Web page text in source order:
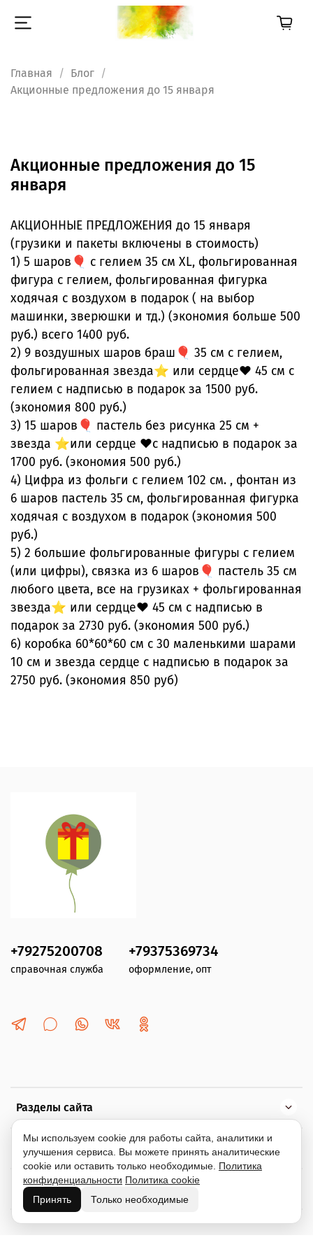
Главная
Блог
Акционные предложения до 15 января
Акционные предложения до 15
января
АКЦИОННЫЕ ПРЕДЛОЖЕНИЯ до 15 января
(грузики и пакеты включены в стоимость)
1) 5 шаров🎈 с гелием 35 см ХL, фольгированная
фигура с гелием, фольгированная фигурка
ходячая с воздухом в подарок ( на выбор
машинки, зверюшки и тд.) (экономия больше 500
руб.) всего 1400 руб.
2) 9 воздушных шаров браш🎈 35 см с гелием,
фольгированная звезда⭐ или сердце❤️ 45 см с
гелием с надписью в подарок за 1500 руб.
(экономия 800 руб.)
3) 15 шаров🎈 пастель без рисунка 25 см +
звезда ⭐или сердце ❤️с надписью в подарок за
1700 руб. (экономия 500 руб.)
4) Цифра из фольги с гелием 102 см. , фонтан из
6 шаров пастель 35 см, фольгированная фигурка
ходячая с воздухом в подарок (экономия 500
руб.)
5) 2 большие фольгированные фигуры с гелием
(или цифры), связка из 6 шаров🎈 пастель 35 см
любого цвета, все на грузиках + фольгированная
звезда⭐ или сердце❤️ 45 см с надписью в
подарок за 2730 руб. (экономия 500 руб.)
6) коробка 60*60*60 см с 30 маленькими шарами
10 см и звезда сердце с надписью в подарок за
2750 руб. (экономия 850 руб)
Разделы сайта
Помощь
Информация
+79275200708
справочная служба
+79375369734
оформление, опт
Мы используем cookie для работы сайта, аналитики и
улучшения сервиса. Вы можете принять аналитические
cookie или оставить только необходимые. Политика
конфиденциальности Политика cookie
Принять
Только необходимые